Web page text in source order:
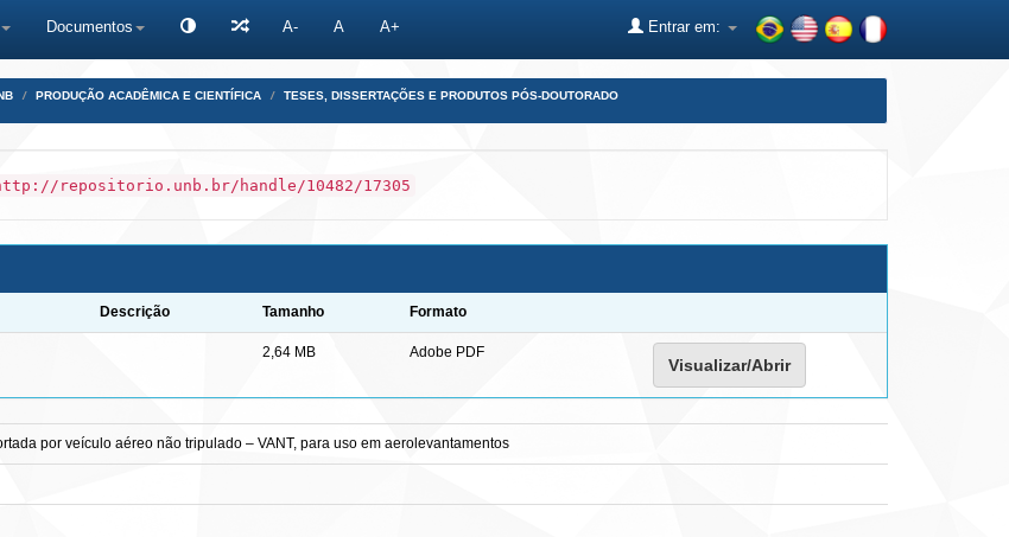
Documentos A- A A+ Entrar em:
PRODUÇÃO ACADÊMICA E CIENTÍFICA TESES, DISSERTAÇÕES E PRODUTOS PÓS-DOUTORADO
repositorio.unb.br/handle/10482/17305
Descrição Tamanho Formato
2,64 MB Adobe PDF
Visualizar/Abrir
por veículo aéreo não tripulado – VANT, para uso em aerolevantamentos